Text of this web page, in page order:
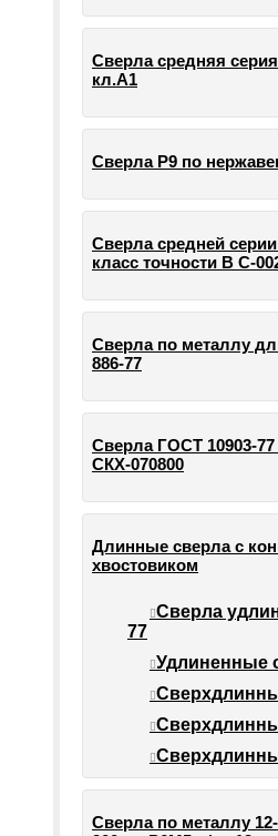
Сверла средняя
кл.А1
Сверла Р9 по
Сверла средней
класс точности В С-
Сверла по металлу
886-77
Сверла ГОСТ 10903-
СКХ-070800
Длинные сверла с
хвостовиком
Сверла
77
Удлиненные
Сверла по металлу